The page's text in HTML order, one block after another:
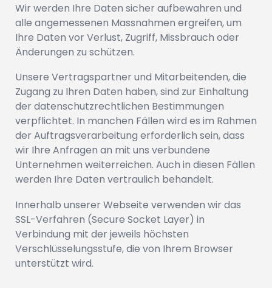
Wir werden Ihre Daten sicher aufbewahren und
alle angemessenen Massnahmen ergreifen, um
Ihre Daten vor Verlust, Zugriff, Missbrauch oder
Änderungen zu schützen.
Unsere Vertragspartner und Mitarbeitenden, die
Zugang zu Ihren Daten haben, sind zur Einhaltung
der datenschutzrechtlichen Bestimmungen
verpflichtet. In manchen Fällen wird es im Rahmen
der Auftragsverarbeitung erforderlich sein, dass
wir Ihre Anfragen an mit uns verbundene
Unternehmen weiterreichen. Auch in diesen Fällen
werden Ihre Daten vertraulich behandelt.
Innerhalb unserer Webseite verwenden wir das
SSL-Verfahren (Secure Socket Layer) in
Verbindung mit der jeweils höchsten
Verschlüsselungsstufe, die von Ihrem Browser
unterstützt wird.